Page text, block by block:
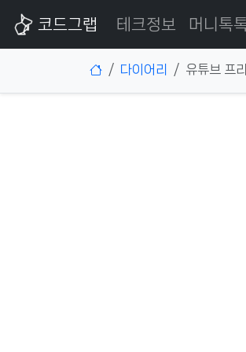
코드그랩 테크정보 머니톡
다이어리 유튜브 프